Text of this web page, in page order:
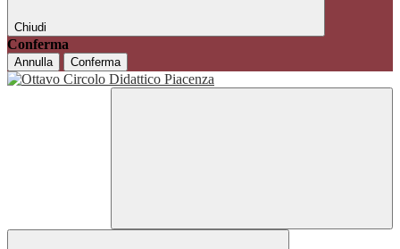
Chiudi
Conferma
Annulla Conferma